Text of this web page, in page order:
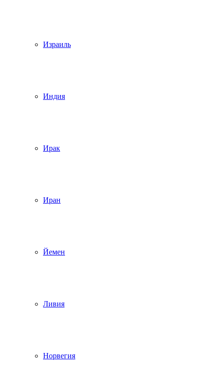
Израиль
Индия
Ирак
Иран
Йемен
Ливия
Норвегия